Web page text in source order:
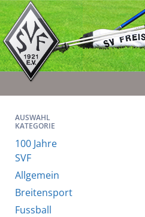
AUSWAHL
KATEGORIE
100 Jahre
SVF
Allgemein
Breitensport
Fussball